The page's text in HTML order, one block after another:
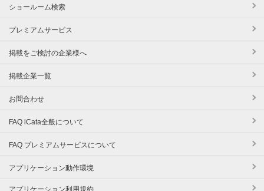
ショールーム検索
プレミアムサービス
掲載をご検討の企業様へ
掲載企業一覧
お問合わせ
FAQ iCata全般について
FAQ プレミアムサービスについて
アプリケーション動作環境
アプリケーション利用規約